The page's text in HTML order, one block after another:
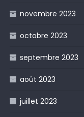
novembre 2023
octobre 2023
septembre 2023
août 2023
juillet 2023